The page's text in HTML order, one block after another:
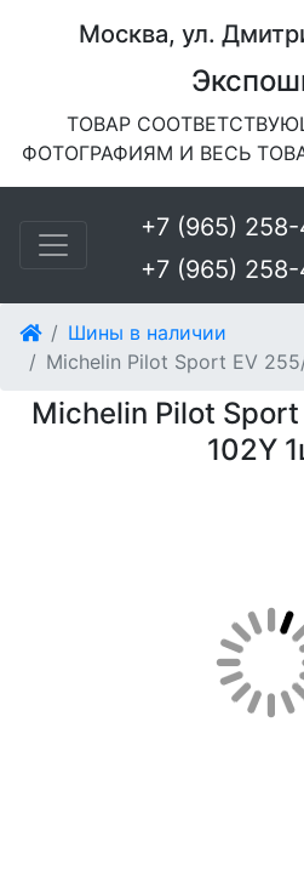
Москва, ул.
ТОВАР
ФОТОГРАФИЯМ И ВЕСЬ
+7 (965)
+7 (965)
Шины в наличии
Michelin Pilot Sport EV
Michelin Pilot
102Y